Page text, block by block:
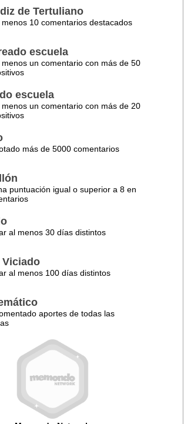
de Tertuliano
menos 10 comentarios destacados
escuela
menos un comentario con más de 50
escuela
menos un comentario con más de 20
más de 5000 comentarios
puntuación igual o superior a 8 en
al menos 30 días distintos
Viciado
al menos 100 días distintos
aportes de todas las